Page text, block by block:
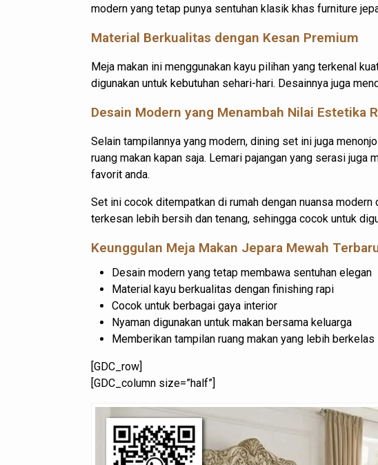
modern yang tetap punya sentuhan klasik khas furniture
Material Berkualitas dengan Kesan Premium
Meja makan ini menggunakan kayu pilihan yang terkenal
digunakan untuk kebutuhan sehari-hari. Desainnya juga
Desain Modern yang Menambah Nilai Estetika
Selain tampilannya yang modern, dining set ini juga
ruang makan kapan saja. Lemari pajangan yang serasi
favorit anda.
Set ini cocok ditempatkan di rumah dengan nuansa
terkesan lebih bersih dan tenang, sehingga cocok untuk
Keunggulan Meja Makan Jepara Mewah
Desain modern yang tetap membawa sentuhan elegan
Material kayu berkualitas dengan finishing rapi
Cocok untuk berbagai gaya interior
Nyaman digunakan untuk makan bersama keluarga
Memberikan tampilan ruang makan yang lebih berkelas
[GDC_row]
[GDC_column size=”half”]